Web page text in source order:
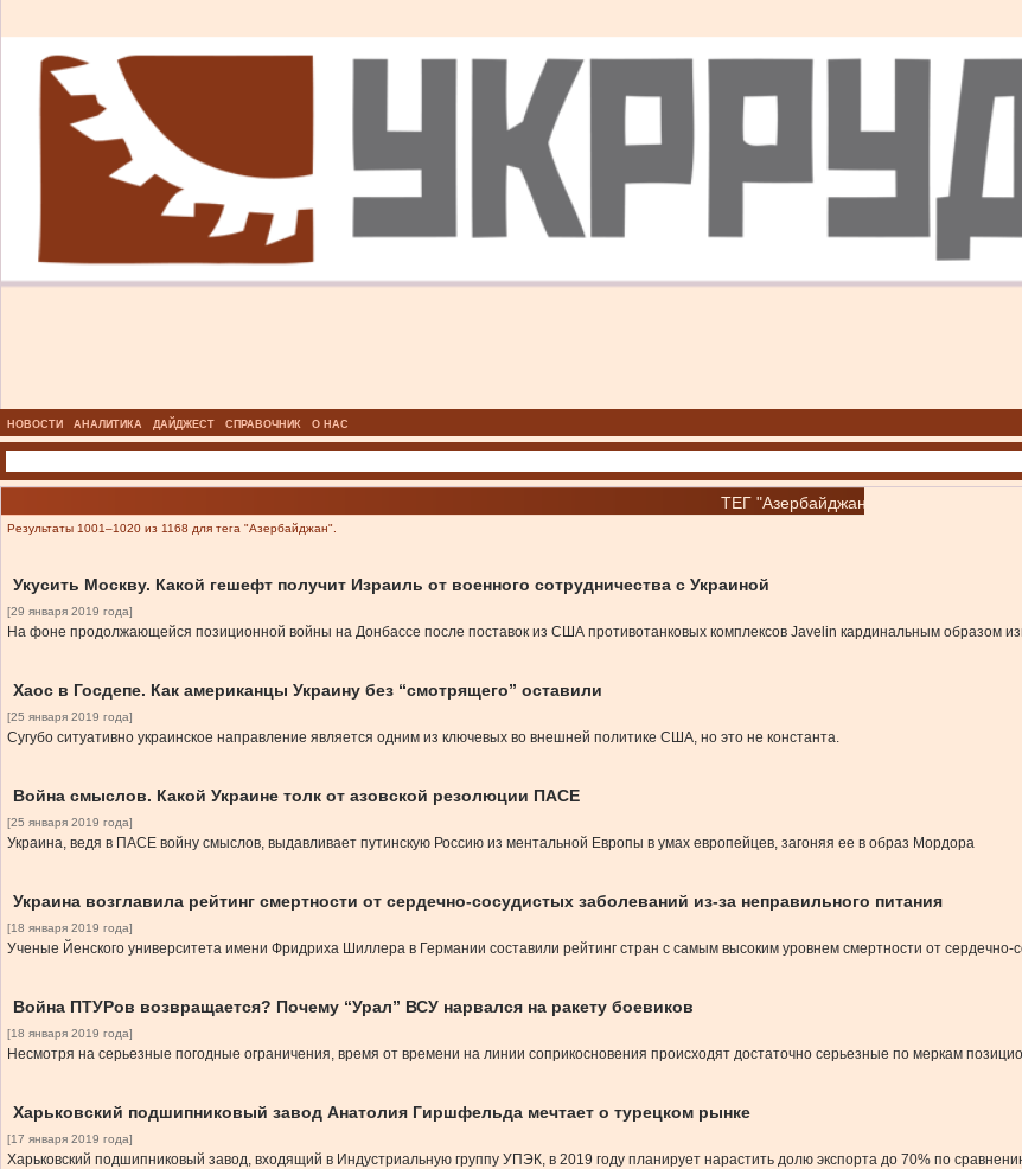
НОВОСТИ АНАЛИТИКА ДАЙДЖЕСТ СПРАВОЧНИК О НАС
ТЕГ "Азербайджан"
Результаты 1001–1020 из 1168 для тега "Азербайджан".
Укусить Москву. Какой гешефт получит Израиль от военного сотрудничества с Украиной
[29 января 2019 года]
На фоне продолжающейся позиционной войны на Донбассе после поставок из США противотанковых комплексов Javelin кардинальным образом
Хаос в Госдепе. Как американцы Украину без “смотрящего” оставили
[25 января 2019 года]
Сугубо ситуативно украинское направление является одним из ключевых во внешней политике США, но это не константа.
Война смыслов. Какой Украине толк от азовской резолюции ПАСЕ
[25 января 2019 года]
Украина, ведя в ПАСЕ войну смыслов, выдавливает путинскую Россию из ментальной Европы в умах европейцев, загоняя ее в образ Мордора
Украина возглавила рейтинг смертности от сердечно-сосудистых заболеваний из-за неправильного питания
[18 января 2019 года]
Ученые Йенского университета имени Фридриха Шиллера в Германии составили рейтинг стран с самым высоким уровнем смертности от сердечно-
Война ПТУРов возвращается? Почему “Урал” ВСУ нарвался на ракету боевиков
[18 января 2019 года]
Несмотря на серьезные погодные ограничения, время от времени на линии соприкосновения происходят достаточно серьезные по меркам
Харьковский подшипниковый завод Анатолия Гиршфельда мечтает о турецком рынке
[17 января 2019 года]
Харьковский подшипниковый завод, входящий в Индустриальную группу УПЭК, в 2019 году планирует нарастить долю экспорта до 70% по